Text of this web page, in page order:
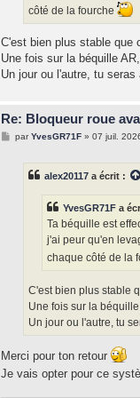
côté de la fourche
C'est bien plus stable que
Une fois sur la béquille
Un jour ou l'autre, tu
Re: Bloqueur roue
MparYvesGR71F» 07 juil.
alex20117 a écrit :
YvesGR71F a
Ta béquille est
j'ai peur qu'en
chaque côté de la
C'est bien plus stable
Une fois sur la
Un jour ou l'autre, tu
Merci pour ton retour
Je vais opter pour ce